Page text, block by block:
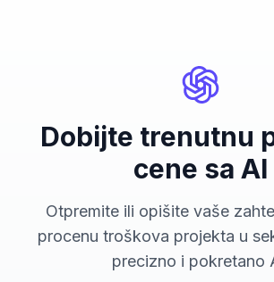
Dobijte trenutnu
cene sa AI
Otpremite ili opišite vaše
procenu troškova projekta u
precizno i pokretano